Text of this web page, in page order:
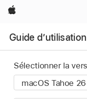
Apple
Guide
Sélectionner la